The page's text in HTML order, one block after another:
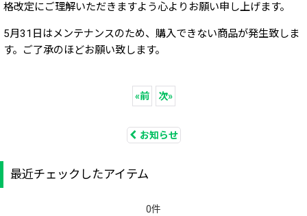
格改定にご理解いただきますよう心よりお願い申し上げます。
5月31日はメンテナンスのため、購入できない商品が発生致しま
す。ご了承のほどお願い致します。
«前 次»
お知らせ
最近チェックしたアイテム
0件